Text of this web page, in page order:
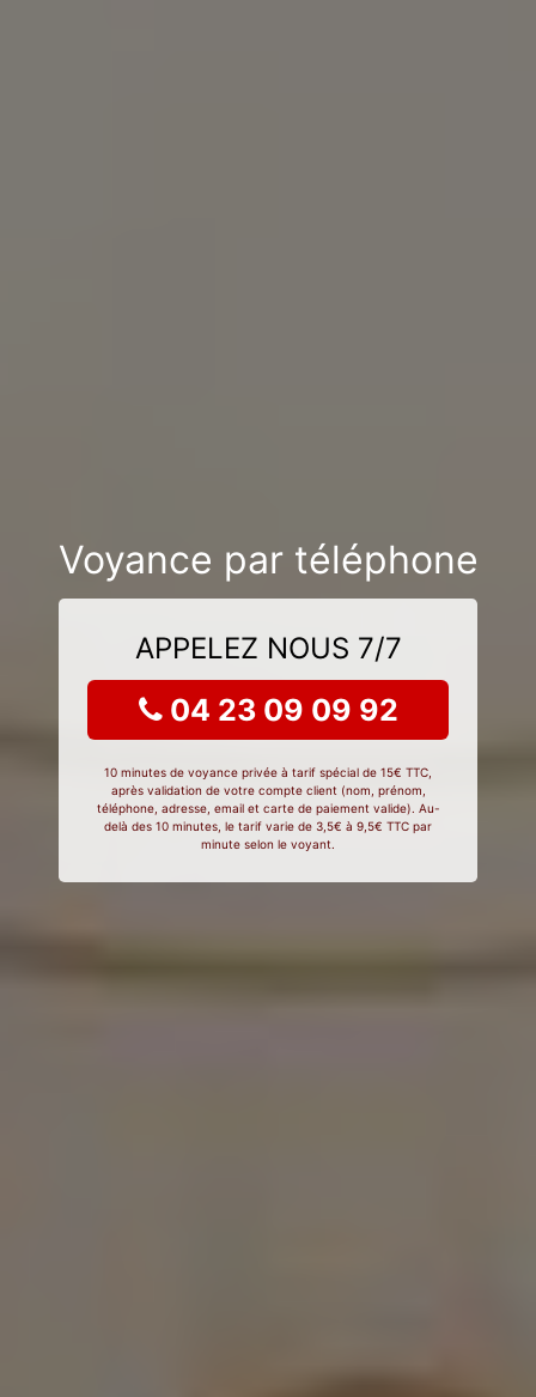
Voyance par téléphone
APPELEZ NOUS 7/7
04 23 09 09 92
10 minutes de voyance privée à tarif spécial de 15€ TTC,
après validation de votre compte client (nom, prénom,
téléphone, adresse, email et carte de paiement valide). Au-
delà des 10 minutes, le tarif varie de 3,5€ à 9,5€ TTC par
minute selon le voyant.